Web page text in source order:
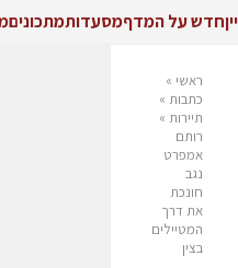
ייןחדש על המדףמסעדותמתכונים
ראשי »
כתבות »
תיירות »
רותם
אמפרט
נגב
חונכת
את דרך
המטיילים
בצין